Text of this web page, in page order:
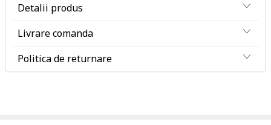
Detalii produs
Livrare comanda
Politica de returnare